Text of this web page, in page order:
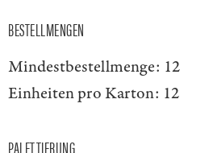
BESTELLMENGEN
Mindestbestellmenge: 12
Einheiten pro Karton: 12
PALETTIERUNG